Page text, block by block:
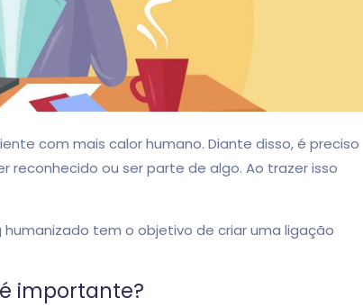
com mais calor humano. Diante disso, é preciso
reconhecido ou ser parte de algo. Ao trazer isso
humanizado tem o objetivo de criar uma ligação
importante?